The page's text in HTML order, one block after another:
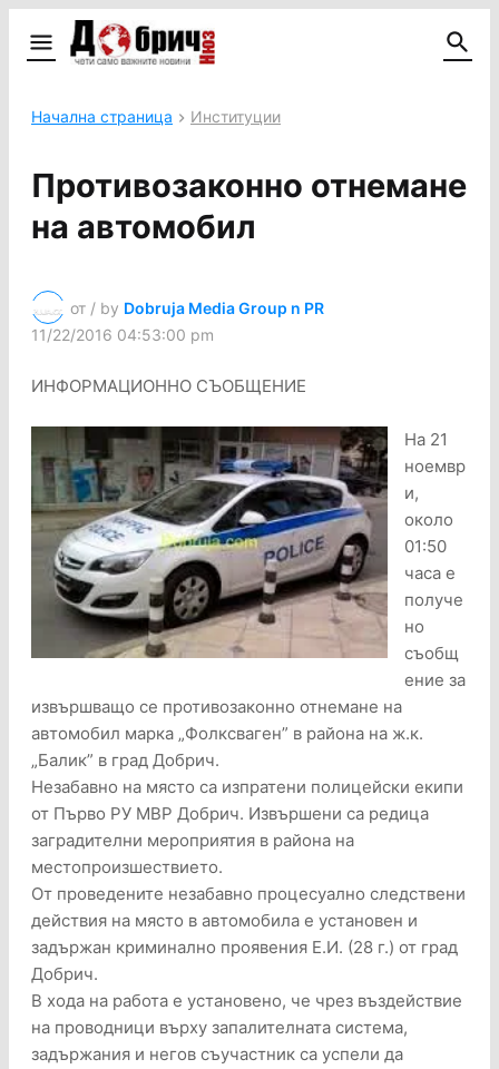
Начална страница Институции
Противозаконно отнемане
на автомобил
от / by Dobruja Media Group n PR
11/22/2016 04:53:00 pm
ИНФОРМАЦИОННО СЪОБЩЕНИЕ
На 21
ноемвр
и,
около
01:50
часа е
получе
но
съобщ
ение за
извършващо се противозаконно отнемане на
автомобил марка „Фолксваген” в района на ж.к.
„Балик” в град Добрич.
Незабавно на място са изпратени полицейски екипи
от Първо РУ МВР Добрич. Извършени са редица
заградителни мероприятия в района на
местопроизшествието.
От проведените незабавно процесуално следствени
действия на място в автомобила е установен и
задържан криминално проявения Е.И. (28 г.) от град
Добрич.
В хода на работа е установено, че чрез въздействие
на проводници върху запалителната система,
задържания и негов съучастник са успели да